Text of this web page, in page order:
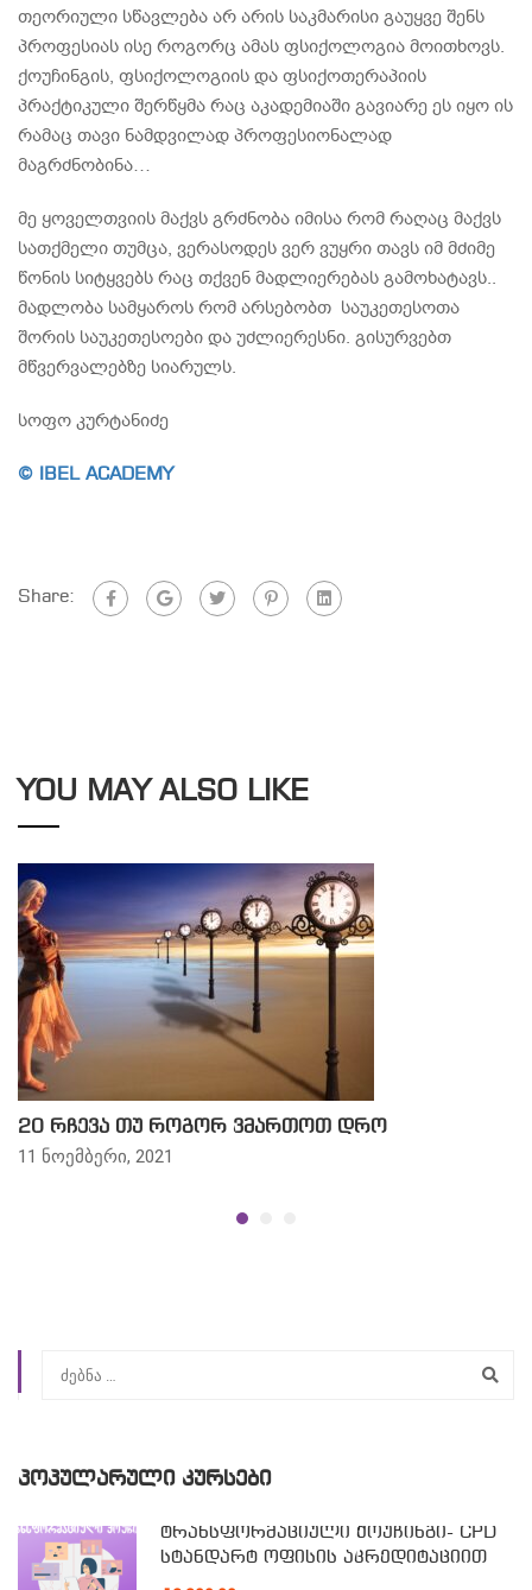
თეორიული სწავლება არ არის საკმარისი გაუყვე შენს
პროფესიას ისე როგორც ამას ფსიქოლოგია მოითხოვს.
ქოუჩინგის, ფსიქოლოგიის და ფსიქოთერაპიის
პრაქტიკული შერწყმა რაც აკადემიაში გავიარე ეს იყო ის
რამაც თავი ნამდვილად პროფესიონალად
მაგრძნობინა…
მე ყოველთვიის მაქვს გრძნობა იმისა რომ რაღაც მაქვს
სათქმელი თუმცა, ვერასოდეს ვერ ვუყრი თავს იმ მძიმე
წონის სიტყვებს რაც თქვენ მადლიერებას გამოხატავს..
მადლობა სამყაროს რომ არსებობთ საუკეთესოთა
შორის საუკეთესოები და უძლიერესნი. გისურვებთ
მწვერვალებზე სიარულს.
სოფო კურტანიძე
© IBEL ACADEMY
Share:
YOU MAY ALSO LIKE
20 რჩევა თუ როგორ ვმართოთ დრო
11 ნოემბერი, 2021
ᲞᲝᲞᲣᲚᲐᲠᲣᲚᲘ ᲙᲣᲠᲡᲔᲑᲘ
ტრანსფორმაციული ქოუჩინგი- CPD
სტანდარტ ოფისის აკრედიტაციით